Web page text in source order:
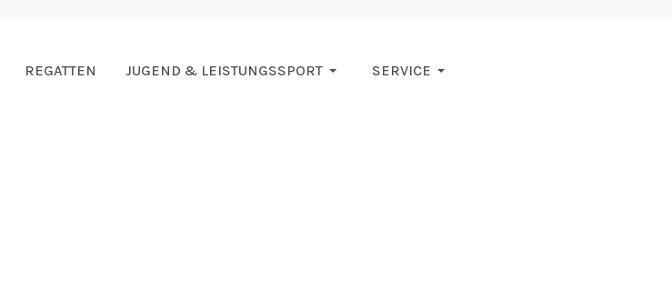
REGATTEN JUGEND & LEISTUNGSSPORT SERVICE